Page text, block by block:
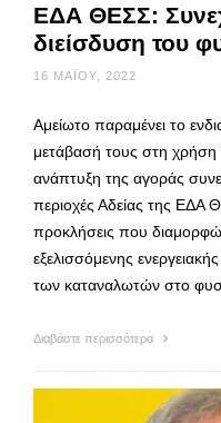
ΕΔΑ ΘΕΣΣ:
διείσδυση του
16 ΜΑΪ́ΟΥ, 2022
Αμείωτο παραμένει το
μετάβασή τους στη
ανάπτυξη της αγοράς
περιοχές Αδείας της ΕΔΑ
προκλήσεις που
εξελισσόμενης
των καταναλωτών στο
Διαβάστε περισσότερα